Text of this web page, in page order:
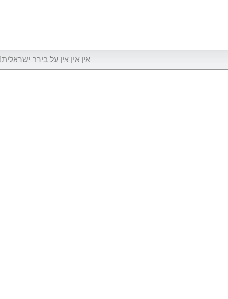
אין אין אין על בירה ישראלית!